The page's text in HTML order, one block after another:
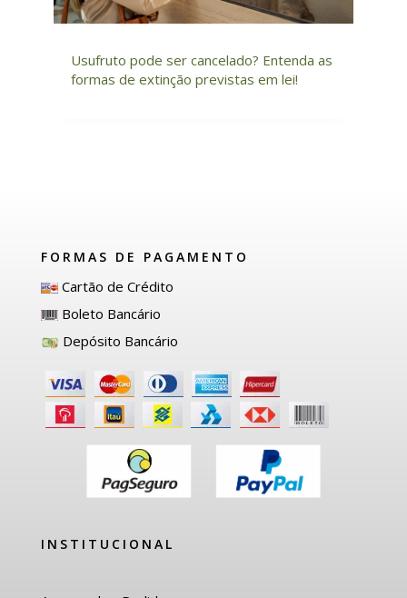
Usufruto pode ser cancelado? Entenda as
formas de extinção previstas em lei!
FORMAS DE PAGAMENTO
Cartão de Crédito
Boleto Bancário
Depósito Bancário
INSTITUCIONAL